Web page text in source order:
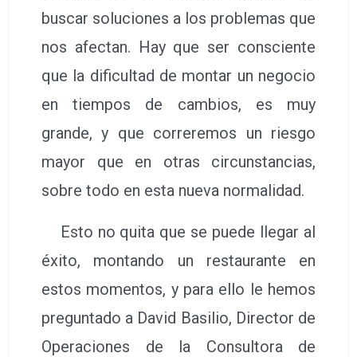
buscar soluciones a los problemas que
nos afectan. Hay que ser consciente
que la dificultad de montar un negocio
en tiempos de cambios, es muy
grande, y que correremos un riesgo
mayor que en otras circunstancias,
sobre todo en esta nueva normalidad.
Esto no quita que se puede llegar al
éxito, montando un restaurante en
estos momentos, y para ello le hemos
preguntado a David Basilio, Director de
Operaciones de la Consultora de